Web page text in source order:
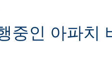
중인 아파치